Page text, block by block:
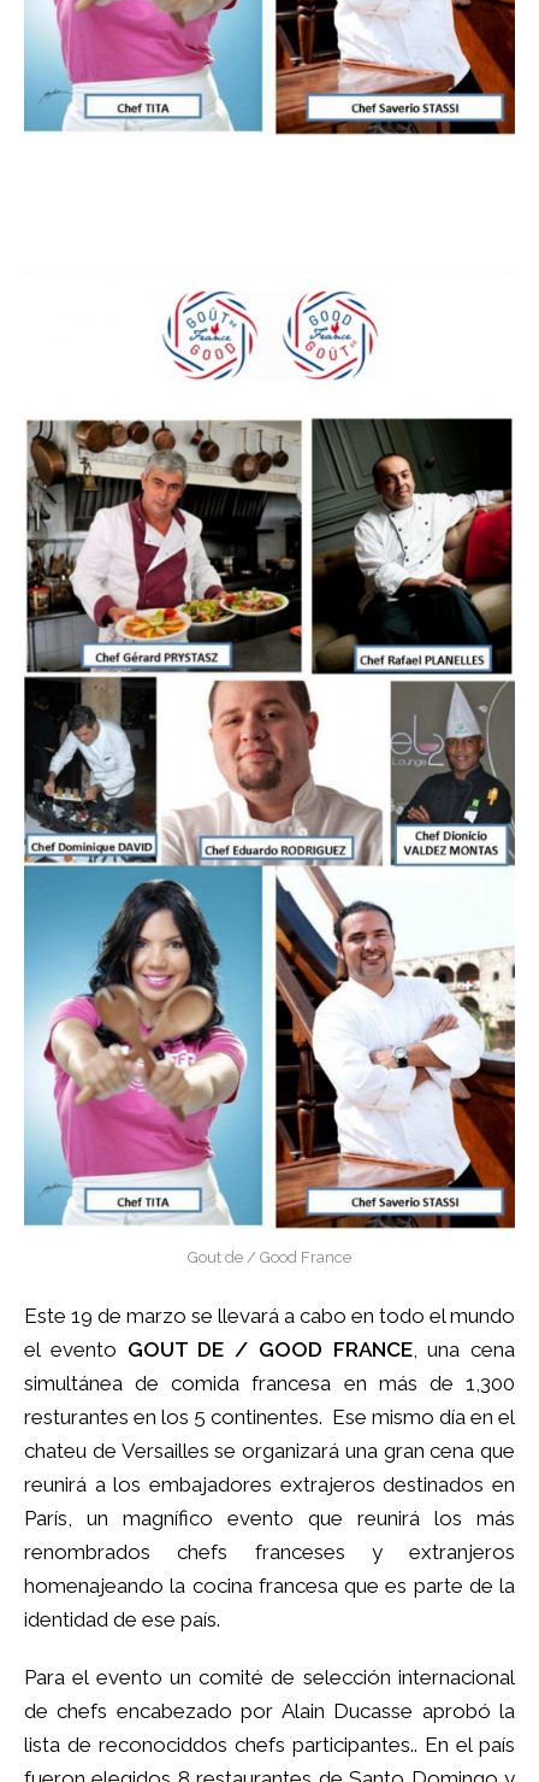
Gout de / Good France
Este 19 de marzo se llevará a cabo en todo el mundo
el evento GOUT DE / GOOD FRANCE, una cena
simultánea de comida francesa en más de 1,300
resturantes en los 5 continentes. Ese mismo día en el
chateu de Versailles se organizará una gran cena que
reunirá a los embajadores extrajeros destinados en
París, un magnífico evento que reunirá los más
renombrados chefs franceses y extranjeros
homenajeando la cocina francesa que es parte de la
identidad de ese país.
Para el evento un comité de selección internacional
de chefs encabezado por Alain Ducasse aprobó la
lista de reconociddos chefs participantes.. En el país